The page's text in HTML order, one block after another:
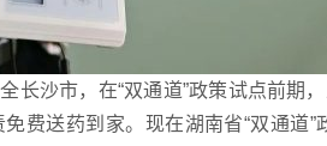
沙市，在“双通道”政策试点前期
费送药到家。现在湖南省“双通道”